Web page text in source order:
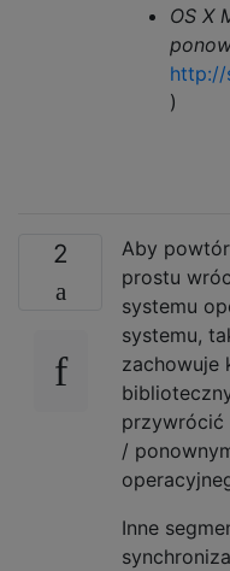
OS X
http://
)
2
Aby
prostu
systemu
systemu,
zachowuje
przywrócić
/
Inne